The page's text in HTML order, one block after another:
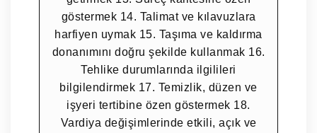
göstermek 14. Talimat ve kılavuzlara
harfiyen uymak 15. Taşıma ve kaldırma
donanımını doğru şekilde kullanmak 16.
Tehlike durumlarında ilgilileri
bilgilendirmek 17. Temizlik, düzen ve
işyeri tertibine özen göstermek 18.
Vardiya değişimlerinde etkili, açık ve